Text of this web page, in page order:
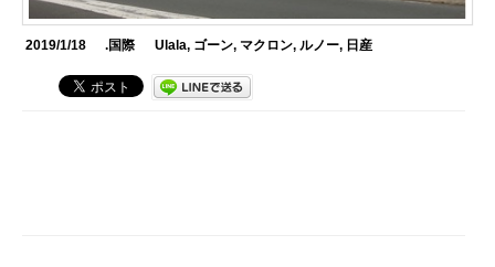
2019/1/18 .国際 Ulala, ゴーン, マクロン, ルノー, 日産